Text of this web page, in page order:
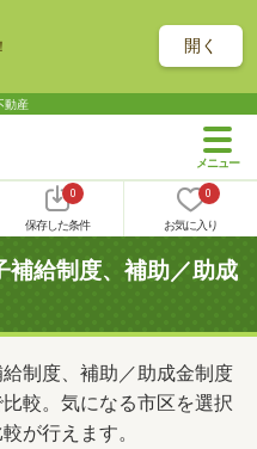
開く
動産
0
保存した条件
0
お気に入り
補給制度、補助／助成
制度、補助／助成金制度
較。気になる市区を選択
が行えます。